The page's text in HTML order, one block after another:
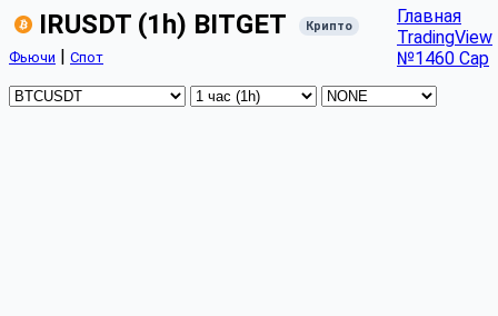
IRUSDT (1h) BITGET Крипто
Фьючи | Спот
Главная
TradingView
№1460 Cap